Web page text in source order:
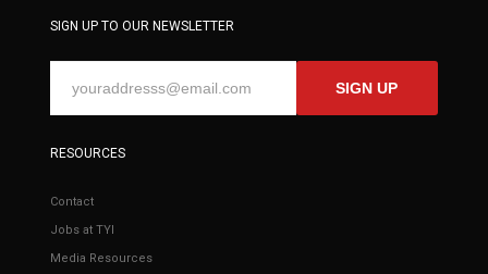
SIGN UP TO OUR NEWSLETTER
SIGN UP
RESOURCES
Contact
Jobs at TYI
Media Resources